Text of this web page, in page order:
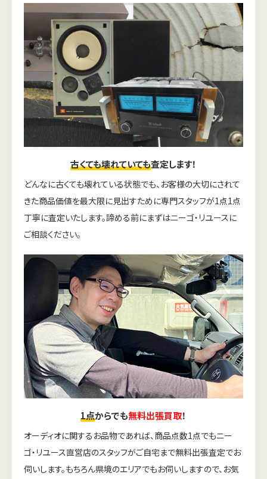
古くても壊れていても査定します！
どんなに古くても壊れている状態でも、お客様の大切にされて
きた商品価値を最大限に見出すために専門スタッフが1点1点
丁寧に査定いたします。諦める前にまずはニーゴ・リユースに
ご相談ください。
1点からでも無料出張買取！
オーディオに関するお品物であれば、商品点数1点でもニー
ゴ・リユース直営店のスタッフがご自宅まで無料出張査定でお
伺いします。もちろん県境のエリアでもお伺いしますので、お気